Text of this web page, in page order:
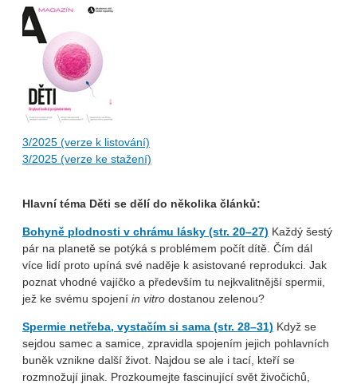
3/2025 (verze k listování)
3/2025 (verze ke stažení)
Hlavní téma Děti se dělí do několika článků:
Bohyně plodnosti v chrámu lásky (str. 20–27) Každý šestý
pár na planetě se potýká s problémem počít dítě. Čím dál
více lidí proto upíná své naděje k asistované reprodukci. Jak
poznat vhodné vajíčko a především tu nejkvalitnější spermii,
jež ke svému spojení in vitro dostanou zelenou?
Spermie netřeba, vystačím si sama (str. 28–31) Když se
sejdou samec a samice, zpravidla spojením jejich pohlavních
buněk vznikne další život. Najdou se ale i tací, kteří se
rozmnožují jinak. Prozkoumejte fascinující svět živočichů,